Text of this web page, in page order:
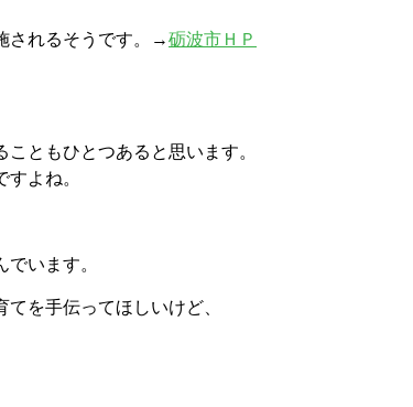
されるそうです。→砺波市ＨＰ
ともひとつあると思います。
よね。
います。
を手伝ってほしいけど、